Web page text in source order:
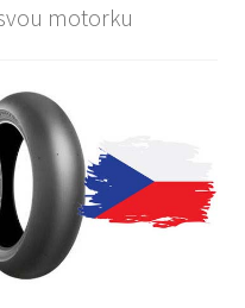
motorku